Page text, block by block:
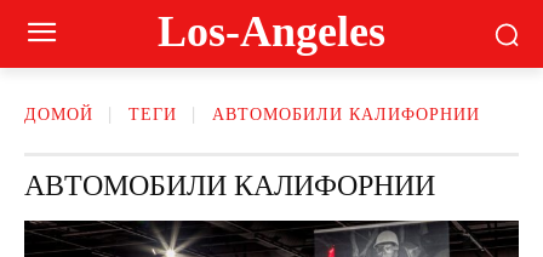
Los-Angeles
ДОМОЙ ТЕГИ АВТОМОБИЛИ КАЛИФОРНИИ
АВТОМОБИЛИ КАЛИФОРНИИ